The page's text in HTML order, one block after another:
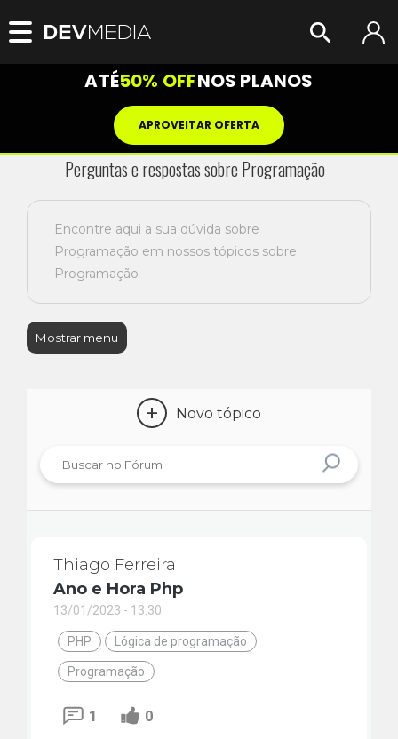
ATÉ50% OFFNOS PLANOS
APROVEITAR OFERTA
Perguntas e respostas sobre Programação
Encontre aqui a sua dúvida sobre
Programação em nossos tópicos sobre
Programação
Mostrar menu
+ Novo tópico
Thiago Ferreira
Ano e Hora Php
13/01/2023 - 13:30
PHP Lógica de programação
Programação
1 0